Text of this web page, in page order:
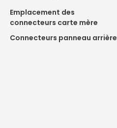
Emplacement des
connecteurs carte mère
Connecteurs panneau arrière